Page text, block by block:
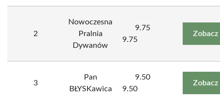
2
Nowoczesna
Pralnia
Dywanów
9.75
9.75
Zobacz
3
Pan
BŁYSKawica
9.50
9.50
Zobacz